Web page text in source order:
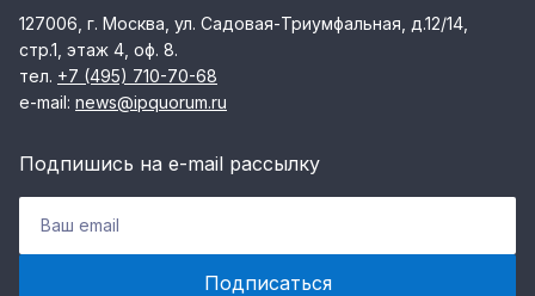
127006, г. Москва, ул. Садовая-Триумфальная, д.12/14,
стр.1, этаж 4, оф. 8.
тел. +7 (495) 710-70-68
e-mail: news@ipquorum.ru
Подпишись на e-mail рассылку